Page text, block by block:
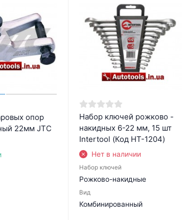
опор
22мм JTC
Набор ключей рожково -
накидных 6-22 мм, 15 шт
Intertool (Код НТ-1204)
Нет в наличии
Набор ключей
Рожково-накидные
Вид
Комбинированный